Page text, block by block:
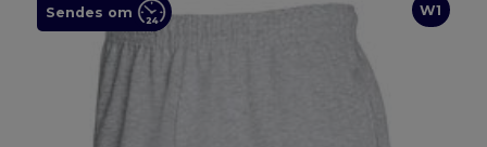
W1
Sendes om